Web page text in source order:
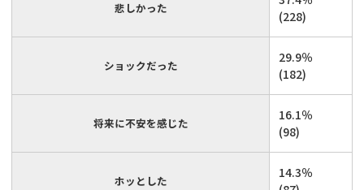
悲しかった
(228)
ショックだった
29.9％
(182)
将来に不安を感じた
16.1％
(98)
ホッとした
14.3％